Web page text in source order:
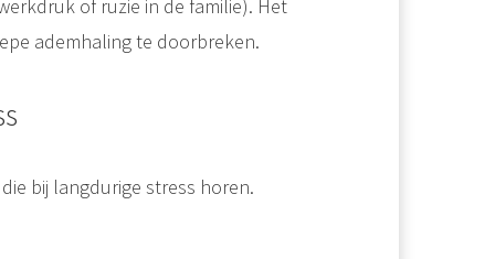
of ruzie in de familie). Het
ademhaling te doorbreken.
bij langdurige stress horen.